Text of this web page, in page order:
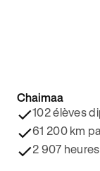
4.8/5 ⭐️
Chaimaa
102 élèves
61 200 km
2 907